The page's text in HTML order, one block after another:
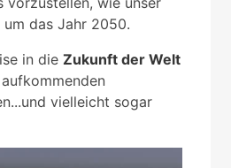
das Jahr 2050.
in die Zukunft der Welt
vielleicht sogar